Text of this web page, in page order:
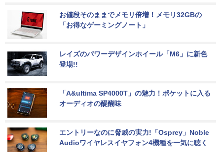
お値段そのままでメモリ倍増！メモリ32GBの
「お得なゲーミングノート」
レイズのパワーデザインホイール「M6」に新色
登場!!
「A&ultima SP4000T」の魅力！ポケットに入る
オーディオの醍醐味
エントリーなのに脅威の実力!「Osprey」Noble
Audioワイヤレスイヤフォン4機種を一気に聴く